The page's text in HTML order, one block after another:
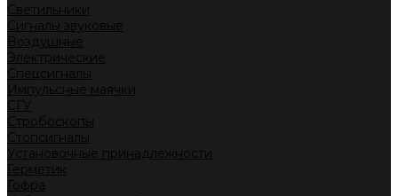
Светильники
Сигналы звуковые
Воздушные
Электрические
Спецсигналы
Импульсные маячки
СГУ
Стробоскопы
Стопсигналы
Установочные принадлежности
Герметик
Гофра